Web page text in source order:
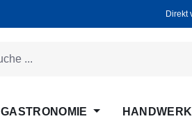
Direkt
GASTRONOMIE